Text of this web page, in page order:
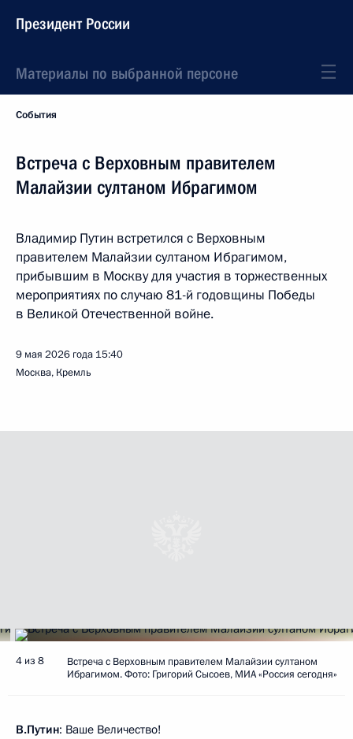
Президент России
Материалы по выбранной персоне
События
Встреча с Верховным правителем
Малайзии султаном Ибрагимом
Владимир Путин встретился с Верховным
правителем Малайзии султаном Ибрагимом,
прибывшим в Москву для участия в торжественных
мероприятиях по случаю 81-й годовщины Победы
в Великой Отечественной войне.
9 мая 2026 года 15:40
Москва, Кремль
4 из 8
Встреча с Верховным правителем Малайзии султаном
Ибрагимом. Фото: Григорий Сысоев, МИА «Россия сегодня»
В.Путин: Ваше Величество!